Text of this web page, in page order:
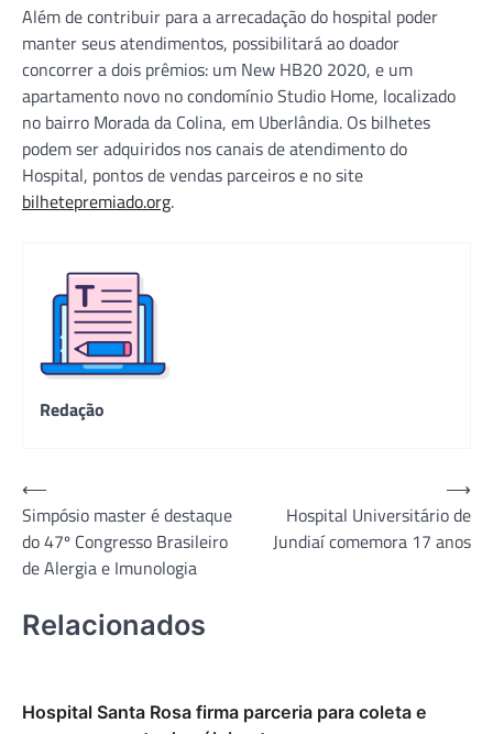
Além de contribuir para a arrecadação do hospital poder
manter seus atendimentos, possibilitará ao doador
concorrer a dois prêmios: um New HB20 2020, e um
apartamento novo no condomínio Studio Home, localizado
no bairro Morada da Colina, em Uberlândia. Os bilhetes
podem ser adquiridos nos canais de atendimento do
Hospital, pontos de vendas parceiros e no site
bilhetepremiado.org.
Redação
Navegação
de
Post
⟵
Simpósio master é destaque
do 47º Congresso Brasileiro
de Alergia e Imunologia
Hospital Universitário de
Jundiaí comemora 17 anos
⟶
Relacionados
Hospital Santa Rosa firma parceria para coleta e